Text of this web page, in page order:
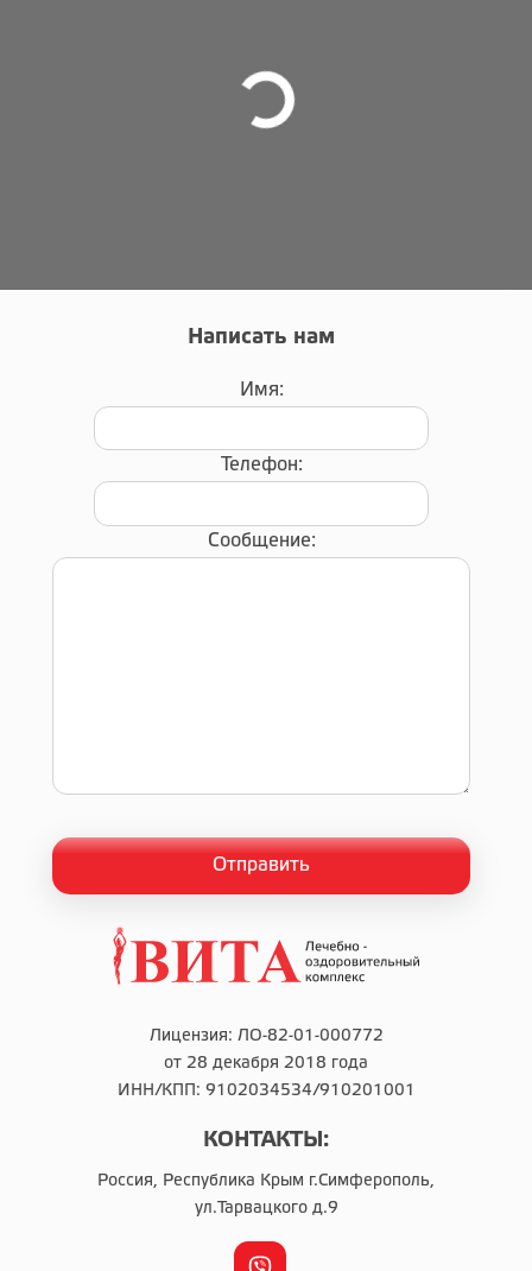
Написать нам
Имя:
Телефон:
Сообщение:
Лицензия: ЛО-82-01-000772
от 28 декабря 2018 года
ИНН/КПП: 9102034534/910201001
КОНТАКТЫ:
Россия, Республика Крым г.Симферополь,
ул.Тарвацкого д.9